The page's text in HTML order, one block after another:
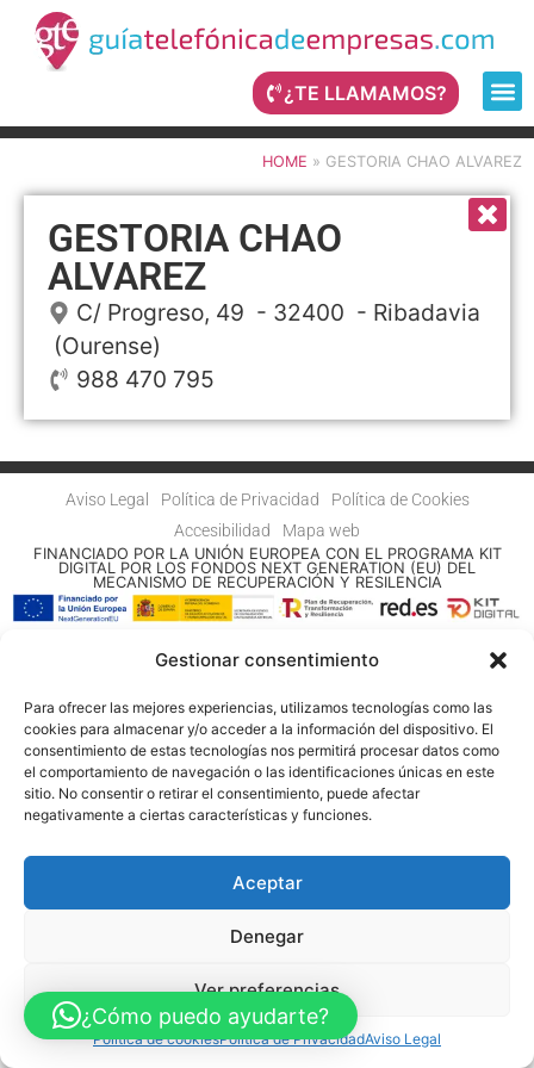
Gestionar consentimiento
Para ofrecer las mejores experiencias, utilizamos tecnologías como las
cookies para almacenar y/o acceder a la información del dispositivo. El
consentimiento de estas tecnologías nos permitirá procesar datos como
el comportamiento de navegación o las identificaciones únicas en este
sitio. No consentir o retirar el consentimiento, puede afectar
negativamente a ciertas características y funciones.
Aceptar
Denegar
Ver preferencias
Política de cookiesPolítica de PrivacidadAviso Legal
¿TE LLAMAMOS?
HOME » GESTORIA CHAO ALVAREZ
GESTORIA CHAO
ALVAREZ
C/ Progreso, 49 - 32400 - Ribadavia
(Ourense)
988 470 795
Aviso Legal Política de Privacidad
Política de Cookies
Accesibilidad
Mapa web
FINANCIADO POR LA UNIÓN EUROPEA CON EL PROGRAMA KIT
DIGITAL POR LOS FONDOS NEXT GENERATION (EU) DEL
MECANISMO DE RECUPERACIÓN Y RESILENCIA
¿Cómo puedo ayudarte?